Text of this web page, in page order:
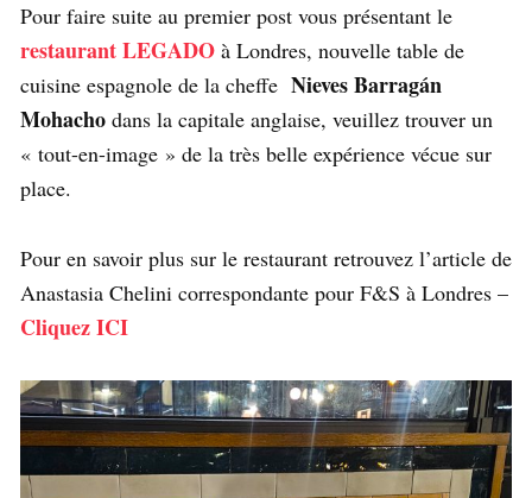
Pour faire suite au premier post vous présentant le
restaurant LEGADO à Londres, nouvelle table de
cuisine espagnole de la cheffe Nieves Barragán
Mohacho dans la capitale anglaise, veuillez trouver un
« tout-en-image » de la très belle expérience vécue sur
place.
Pour en savoir plus sur le restaurant retrouvez l’article de
Anastasia Chelini correspondante pour F&S à Londres –
Cliquez ICI